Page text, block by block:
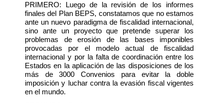
PRIMERO: Luego de la revisión de los informes
finales del Plan BEPS, constatamos que no estamos
ante un nuevo paradigma de fiscalidad internacional,
sino ante un proyecto que pretende superar los
problemas de erosión de las bases imponibles
provocadas por el modelo actual de fiscalidad
internacional y por la falta de coordinación entre los
Estados en la aplicación de las disposiciones de los
más de 3000 Convenios para evitar la doble
imposición y luchar contra la evasión fiscal vigentes
en el mundo.